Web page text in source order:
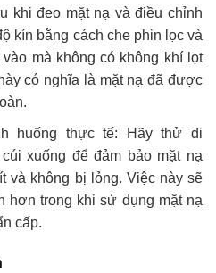
khi đeo mặt nạ và điều chỉnh
kín bằng cách che phin lọc và
mà không có không khí lọt
có nghĩa là mặt nạ đã được
huống thực tế: Hãy thử di
xuống để đảm bảo mặt nạ
và không bị lỏng. Việc này sẽ
hơn trong khi sử dụng mặt nạ
cấp.